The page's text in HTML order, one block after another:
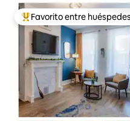
Favorito entre los
Favorito entre huéspedes